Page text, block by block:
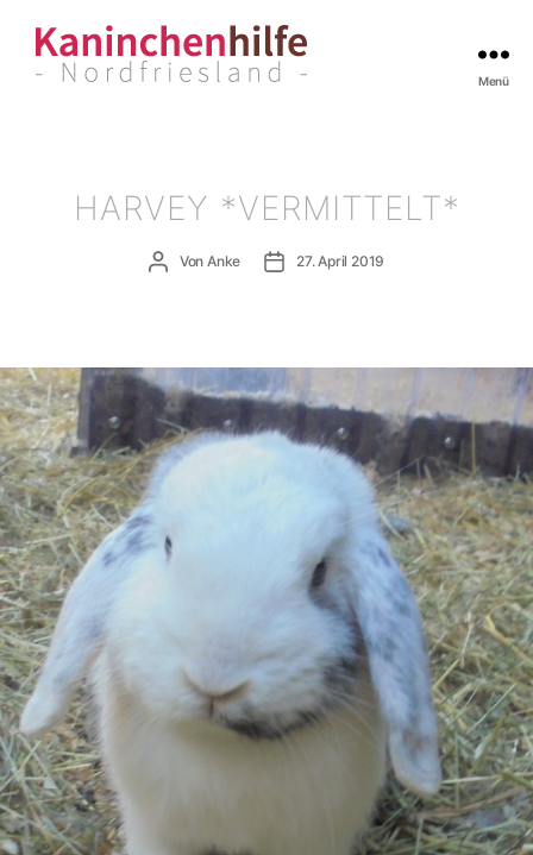
Menü
HARVEY *VERMITTELT*
Beitragsautor
Von Anke Veröffentlichungsdatum
27. April 2019